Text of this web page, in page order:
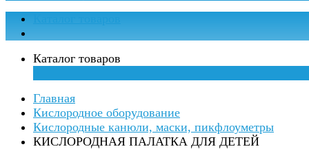
Каталог товаров
Главная
Кислородное оборудование
Кислородные канюли, маски, пикфлоуметры
КИСЛОРОДНАЯ ПАЛАТКА ДЛЯ ДЕТЕЙ